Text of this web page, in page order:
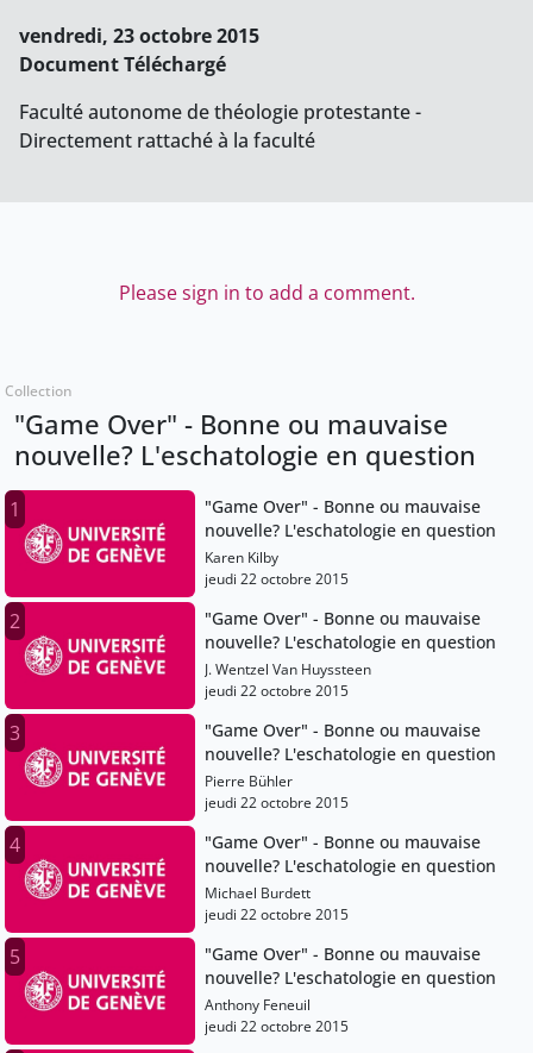
vendredi, 23 octobre 2015
Document Téléchargé
Faculté autonome de théologie protestante -
Directement rattaché à la faculté
Please sign in to add a comment.
Collection
"Game Over" - Bonne ou mauvaise
nouvelle? L'eschatologie en question
1
"Game Over" - Bonne ou mauvaise
nouvelle? L'eschatologie en question
Karen Kilby
jeudi 22 octobre 2015
2
"Game Over" - Bonne ou mauvaise
nouvelle? L'eschatologie en question
J. Wentzel Van Huyssteen
jeudi 22 octobre 2015
3
"Game Over" - Bonne ou mauvaise
nouvelle? L'eschatologie en question
Pierre Bühler
jeudi 22 octobre 2015
4
"Game Over" - Bonne ou mauvaise
nouvelle? L'eschatologie en question
Michael Burdett
jeudi 22 octobre 2015
5
"Game Over" - Bonne ou mauvaise
nouvelle? L'eschatologie en question
Anthony Feneuil
jeudi 22 octobre 2015